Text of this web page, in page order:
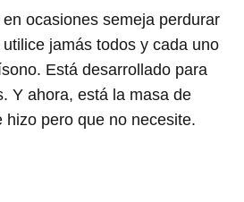
ocasiones semeja perdurar
jamás todos y cada uno
Está desarrollado para
Y ahora, está la masa de
hizo pero que no necesite.